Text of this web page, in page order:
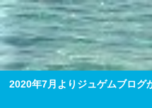
2020年7月よりジュゲムブログ